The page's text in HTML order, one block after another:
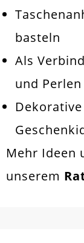
basteln
Als
und Perlen
Mehr Ideen
unserem